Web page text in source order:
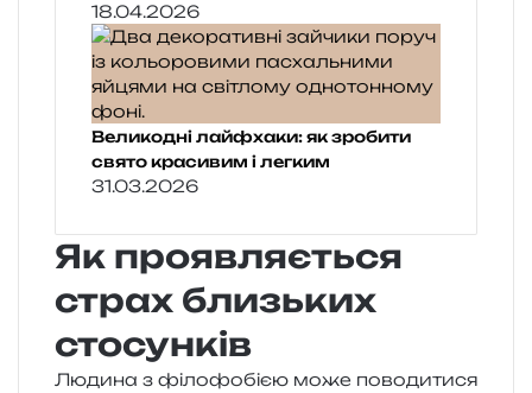
18.04.2026
Великодні лайфхаки: як зробити
свято красивим і легким
31.03.2026
Як проявляється
страх близьких
стосунків
Людина з філо­фо­бі­єю може пово­ди­ти­ся